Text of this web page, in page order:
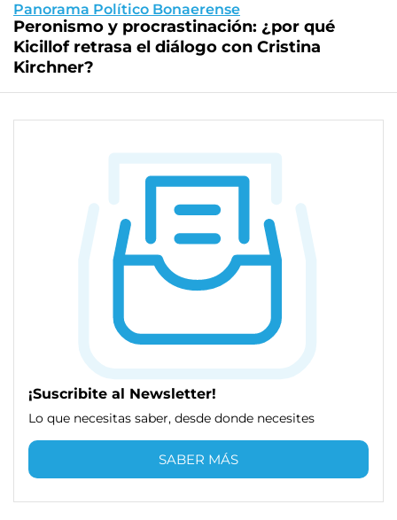
Panorama Político Bonaerense
Peronismo y procrastinación: ¿por qué
Kicillof retrasa el diálogo con Cristina
Kirchner?
¡Suscribite al Newsletter!
Lo que necesitas saber, desde donde necesites
SABER MÁS